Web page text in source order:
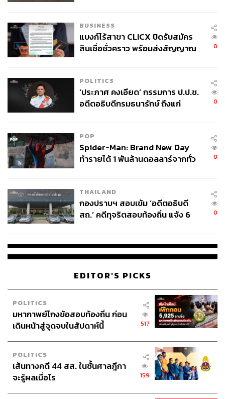
BUSINESS
แบงก์ไร้สาขา CLICX ปิดรับสมัคร
สินเชื่อชั่วคราว พร้อมส่งสัญญาณ
0
POLITICS
‘ประภาศ คงเอียด’ กรรมการ ป.ป.ช.
อดีตอธิบดีกรมธนารักษ์ ถึงแก่
0
POP
Spider-Man: Brand New Day
ทำรายได้ 1 พันล้านดอลลาร์จากทั่ว
0
THAILAND
กองปราบฯ สอบเข้ม ‘อดีตอธิบดี
สถ.’ คดีทุจริตสอบท้องถิ่น แจ้ง 6
0
EDITOR'S PICKS
POLITICS
มหากาพย์โกงข้อสอบท้องถิ่น ก่อน
เดินหน้าสู่จุดจบในสัปดาห์นี้
517
POLITICS
เส้นทางคดี 44 สส. ในชั้นศาลฎีกา
จะรู้ผลเมื่อไร
159